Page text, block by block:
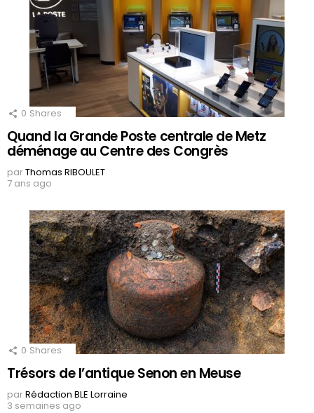
0 Shares
Quand la Grande Poste centrale de Metz
déménage au Centre des Congrès
parThomas RIBOULET
7 ans ago
0 Shares
Trésors de l’antique Senon en Meuse
parRédaction BLE Lorraine
3 semaines ago